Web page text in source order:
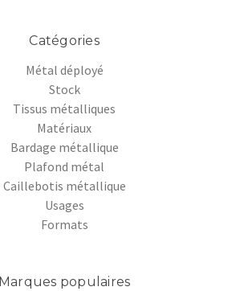
Catégories
Métal déployé
Stock
Tissus métalliques
Matériaux
Bardage métallique
Plafond métal
Caillebotis métallique
Usages
Formats
Marques populaires